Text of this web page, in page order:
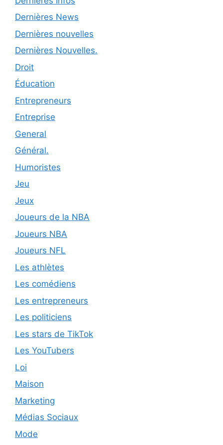
Dernières News
Dernières nouvelles
Dernières Nouvelles.
Droit
Éducation
Entrepreneurs
Entreprise
General
Général.
Humoristes
Jeu
Jeux
Joueurs de la NBA
Joueurs NBA
Joueurs NFL
Les athlètes
Les comédiens
Les entrepreneurs
Les politiciens
Les stars de TikTok
Les YouTubers
Loi
Maison
Marketing
Médias Sociaux
Mode